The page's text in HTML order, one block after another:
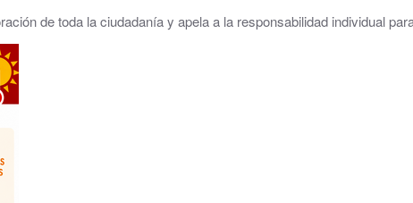
de toda la ciudadanía y apela a la responsabilidad individual